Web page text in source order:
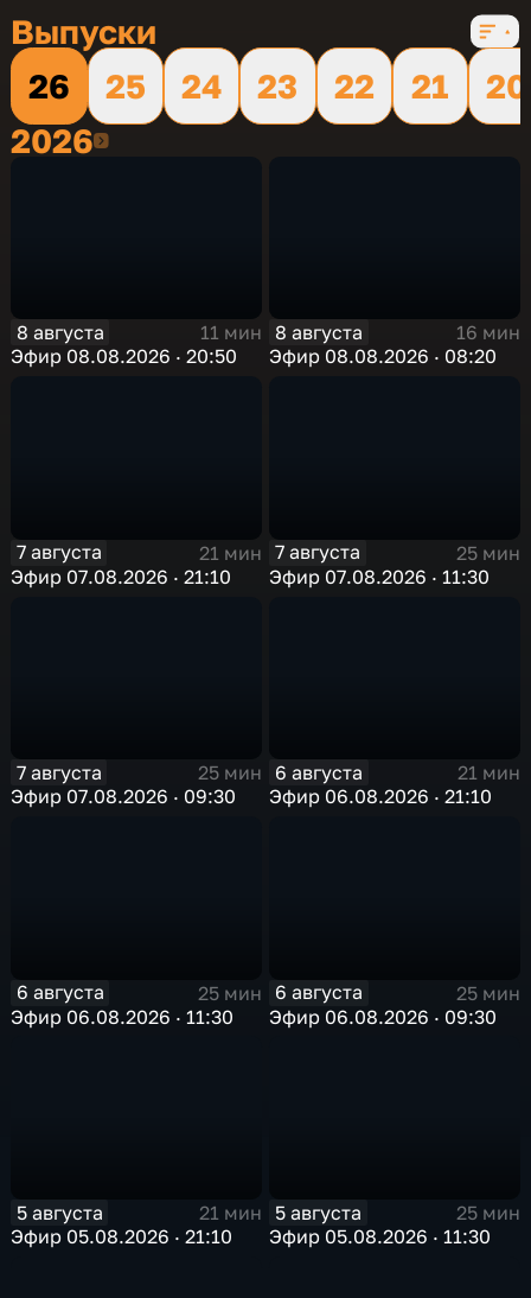
Выпуски
26
25 24 23 22 21
20
20262026
8 августа
11 мин
Эфир 08.08.2026 · 20:50
8 августа
16 мин
Эфир 08.08.2026 · 08:20
7 августа
21 мин
Эфир 07.08.2026 · 21:10
7 августа
25 мин
Эфир 07.08.2026 · 11:30
7 августа
25 мин
Эфир 07.08.2026 · 09:30
6 августа
21 мин
Эфир 06.08.2026 · 21:10
6 августа
25 мин
Эфир 06.08.2026 · 11:30
6 августа
25 мин
Эфир 06.08.2026 · 09:30
5 августа
21 мин
Эфир 05.08.2026 · 21:10
5 августа
25 мин
Эфир 05.08.2026 · 11:30